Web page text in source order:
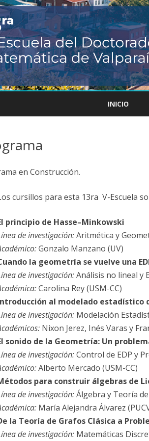
INICIO
en Construcción.
cursillos para esta 13ra V-Escuela
principio de Hasse–Minkowski
de investigación:Aritmética y
Gonzalo Manzano (UV)
la geometría se vuelve una
de investigación:Análisis no lineal y
Carolina Rey (USM-CC)
al modelado estadístico
de investigación: Modelación
Nixon Jerez, Inés Varas y
sonido de la Geometría: Un
de investigación:Control de EDP y
Alberto Mercado (USM-CC)
para construir álgebras de
de investigación:Álgebra y Teoría
María Alejandra Álvarez
la Teoría de Grafos Clásica a
de investigación: Matemáticas